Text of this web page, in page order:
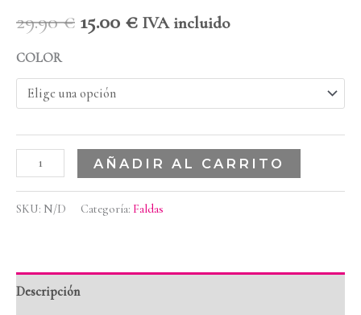
29.90€ 15.00 € IVA incluido
COLOR
AÑADIR AL CARRITO
SKU: N/D Categoría: Faldas
Descripción